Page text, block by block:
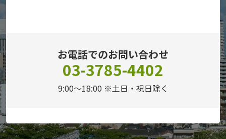
お電話でのお問い合わせ
03-3785-4402
9:00～18:00 ※土日・祝日除く